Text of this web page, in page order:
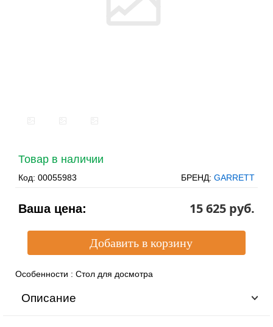
Товар в наличии
Код: 00055983 БРЕНД: GARRETT
Ваша цена: 15 625 pуб.
Особенности : Стол для досмотра
Описание